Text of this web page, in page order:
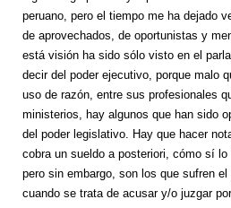
peruano, pero el tiempo me ha dejado
de aprovechados, de oportunistas y
está visión ha sido sólo visto en el
decir del poder ejecutivo, porque malo
uso de razón, entre sus profesionales
ministerios, hay algunos que han sido
del poder legislativo. Hay que hacer
cobra un sueldo a posteriori, cómo sí
pero sin embargo, son los que sufren
cuando se trata de acusar y/o juzgar